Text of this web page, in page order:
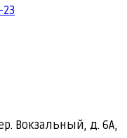
Вокзальный, д. 6А,